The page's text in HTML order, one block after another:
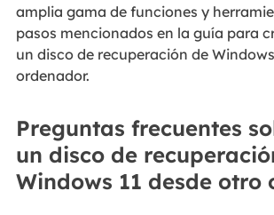
amplia gama de funciones y
pasos mencionados en la guía para
un disco de recuperación de
ordenador.
Preguntas frecuentes
un disco de
Windows 11 desde otro